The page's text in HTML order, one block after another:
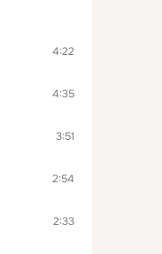
4:22
4:35
3:51
2:54
2:33